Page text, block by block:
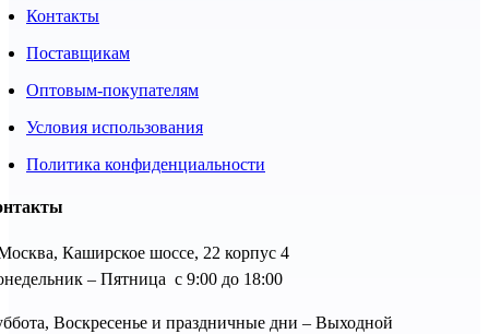
Контакты
Поставщикам
Оптовым-покупателям
Условия использования
Политика конфиденциальности
Каширское шоссе, 22 корпус 4
– Пятница с 9:00 до 18:00
Воскресенье и праздничные дни – Выходной